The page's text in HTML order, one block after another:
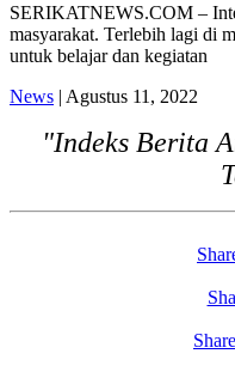
SERIKATNEWS.COM –
masyarakat. Terlebih lagi di
untuk belajar dan kegiatan
News | Agustus 11, 2022
"Indeks Berita